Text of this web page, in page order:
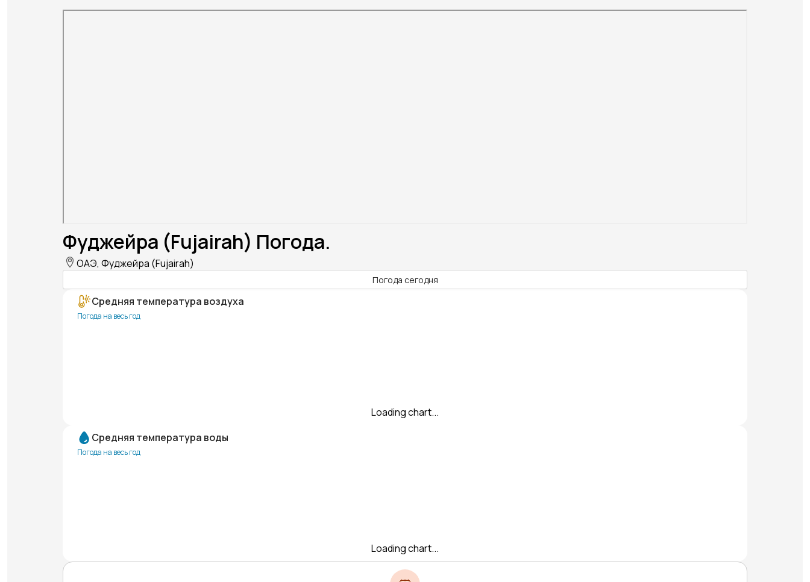
Фуджейра (Fujairah) Погода.
ОАЭ, Фуджейра (Fujairah)
Погода сегодня
Средняя температура воздуха
Погода на весь год
Loading chart...
Средняя температура воды
Погода на весь год
Loading chart...